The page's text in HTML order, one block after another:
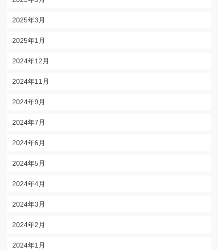
2025年3月
2025年1月
2024年12月
2024年11月
2024年9月
2024年7月
2024年6月
2024年5月
2024年4月
2024年3月
2024年2月
2024年1月